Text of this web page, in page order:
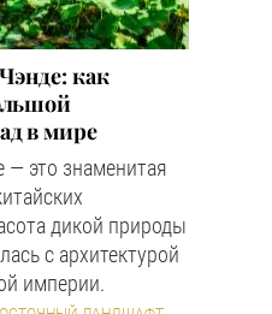
как
в мире
— это знаменитая
дикой природы
с архитектурой
империи.